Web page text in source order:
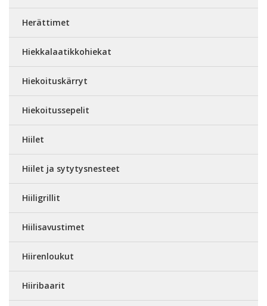
Herättimet
Hiekkalaatikkohiekat
Hiekoituskärryt
Hiekoitussepelit
Hiilet
Hiilet ja sytytysnesteet
Hiiligrillit
Hiilisavustimet
Hiirenloukut
Hiiribaarit